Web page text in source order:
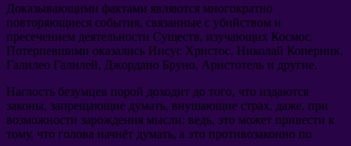
Доказывающими фактами являются многократно
повторяющиеся события, связанные с убийством и
пресечением деятельности Существ, изучающих Космос.
Потерпевшими оказались Иисус Христос, Николай Коперник,
Галилео Галилей, Джордано Бруно, Аристотель и другие.
Наглость безумцев порой доходит до того, что издаются
законы, запрещающие думать, внушающие страх, даже, при
возможности зарождения мысли: ведь, это может привести к
тому, что голова начнёт думать, а это противозаконно по